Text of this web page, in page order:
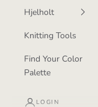
Hjelholt
Knitting Tools
Find Your Color
Palette
LOGIN